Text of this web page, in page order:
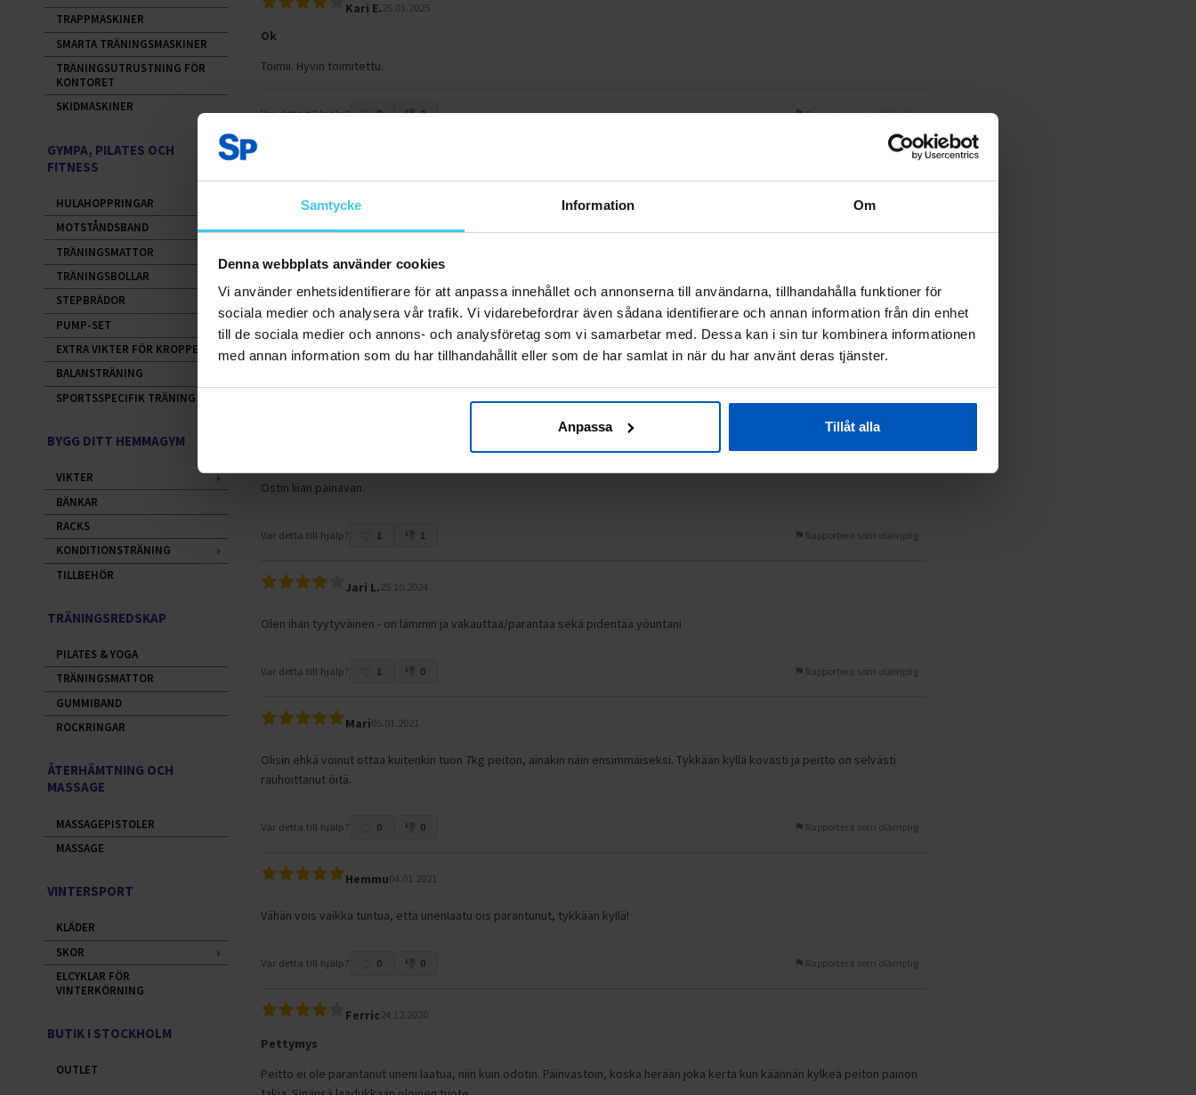
Samtycke Information Om
Denna webbplats använder cookies
Vi använder enhetsidentifierare för att anpassa innehållet och annonserna till användarna, tillhandahålla funktioner för
sociala medier och analysera vår trafik. Vi vidarebefordrar även sådana identifierare och annan information från din enhet
till de sociala medier och annons- och analysföretag som vi samarbetar med. Dessa kan i sin tur kombinera informationen
med annan information som du har tillhandahållit eller som de har samlat in när du har använt deras tjänster.
Anpassa Tillåt alla
Kari E. 25.01.2025
Ok
Toimii. Hyvin toimitettu.
Var detta till hjälp? 0 0 Rapportera som olämplig
Var detta till hjälp? 0 0
Elen I.
Oli kiva asioida kaupassa Vantaalla.
Ostin liian painavan.
Var detta till hjälp? 1 1 Rapportera som olämplig
Jari L.25.10.2024
Olen ihan tyytyväinen - on lämmin ja vakauttaa/parantaa sekä pidentää yöuntani
Var detta till hjälp? 1 0 Rapportera som olämplig
Mari05.01.2021
Olisin ehkä voinut ottaa kuitenkin tuon 7kg peiton, ainakin näin ensimmäiseksi. Tykkään kyllä kovasti ja peitto on selvästi
rauhoittanut öitä.
Var detta till hjälp? 0 0 Rapportera som olämplig
Hemmu04.01.2021
Vähän vois vaikka tuntua, että unenlaatu ois parantunut, tykkään kyllä!
Var detta till hjälp? 0 0 Rapportera som olämplig
Ferric24.12.2020
Pettymys
Peitto ei ole parantanut uneni laatua, niin kuin odotin. Päinvastoin, koska herään joka kerta kun käännän kylkeä peiton painon
TRAPPMASKINER
SMARTA TRÄNINGSMASKINER
TRÄNINGSUTRUSTNING FÖR
KONTORET
SKIDMASKINER
GYMPA, PILATES OCH
FITNESS
HULAHOPPRINGAR
MOTSTÅNDSBAND
TRÄNINGSMATTOR
TRÄNINGSBOLLAR
STEPBRÄDOR
PUMP-SET
EXTRA VIKTER FÖR KROPPEN
BALANSTRÄNING
SPORTSSPECIFIK TRÄNING
BYGG DITT HEMMAGYM
VIKTER
BÄNKAR
RACKS
KONDITIONSTRÄNING
TILLBEHÖR
TRÄNINGSREDSKAP
PILATES & YOGA
TRÄNINGSMATTOR
GUMMIBAND
ROCKRINGAR
ÅTERHÄMTNING OCH
MASSAGE
MASSAGEPISTOLER
MASSAGE
VINTERSPORT
KLÄDER
SKOR
ELCYKLAR FÖR
VINTERKÖRNING
BUTIK I STOCKHOLM
OUTLET